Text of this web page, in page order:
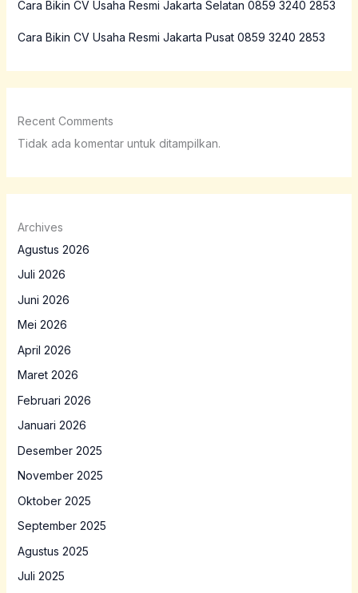
Cara Bikin CV Usaha Resmi Jakarta Selatan 0859 3240 2853
Cara Bikin CV Usaha Resmi Jakarta Pusat 0859 3240 2853
Recent Comments
Tidak ada komentar untuk ditampilkan.
Archives
Agustus 2026
Juli 2026
Juni 2026
Mei 2026
April 2026
Maret 2026
Februari 2026
Januari 2026
Desember 2025
November 2025
Oktober 2025
September 2025
Agustus 2025
Juli 2025